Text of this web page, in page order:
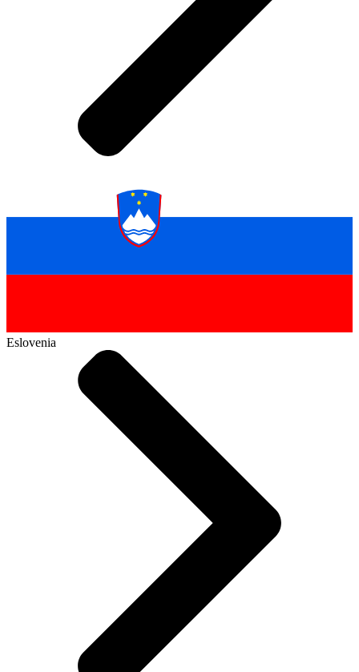
Eslovenia